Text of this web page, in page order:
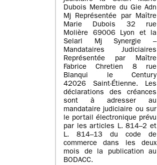
Dubois Membre du Gie Adn
Mj Représentée par Maître
Marie Dubois 32 rue
Molière 69006 Lyon et la
Selarl Mj Synergie –
Mandataires Judiciaires
Représentée par Maître
Fabrice Chretien 8 rue
Blanqui le Century
42026 Saint-Étienne. Les
déclarations des créances
sont à adresser au
mandataire judiciaire ou sur
le portail électronique prévu
par les articles L. 814–2 et
L. 814–13 du code de
commerce dans les deux
mois de la publication au
BODACC.